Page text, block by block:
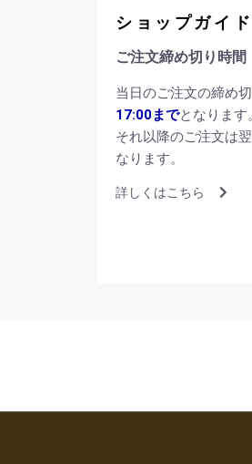
ショップガイド
ご注文締め切り時間
当日のご注文の締め
17:00までとなります。
それ以降のご注文は
なります。
詳しくはこちら